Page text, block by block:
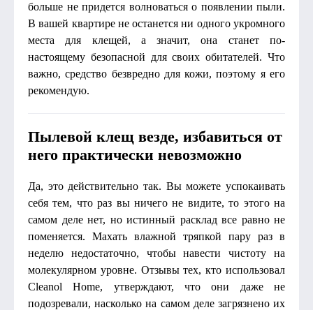
больше не придется волноваться о появлении пыли.
В вашей квартире не останется ни одного укромного
места для клещей, а значит, она станет по-
настоящему безопасной для своих обитателей. Что
важно, средство безвредно для кожи, поэтому я его
рекомендую.
Пылевой клещ везде, избавиться от
него практически невозможно
Да, это действительно так. Вы можете успокаивать
себя тем, что раз вы ничего не видите, то этого на
самом деле нет, но истинный расклад все равно не
поменяется. Махать влажной тряпкой пару раз в
неделю недостаточно, чтобы навести чистоту на
молекулярном уровне. Отзывы тех, кто использовал
Cleanol Home, утверждают, что они даже не
подозревали, насколько на самом деле загрязнено их